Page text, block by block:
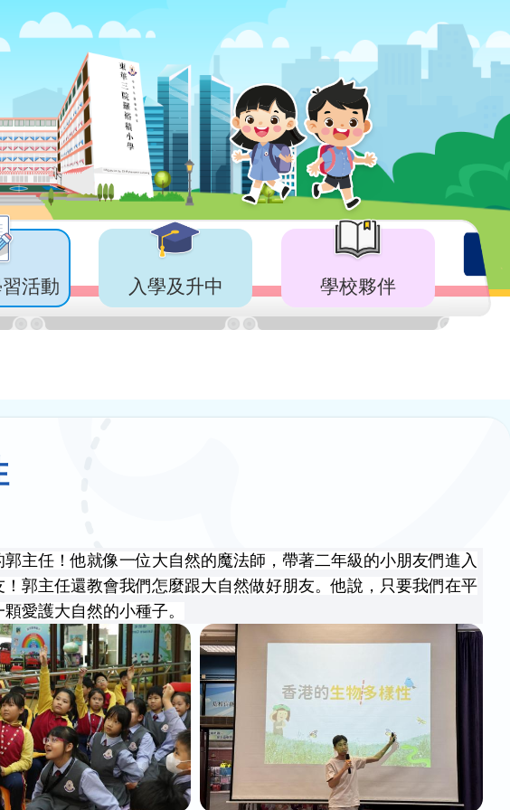
活動 入學及升中 學校夥伴
主任！他就像一位大自然的魔法師，帶著二年級的小朋友們進入
郭主任還教會我們怎麼跟大自然做好朋友。他說，只要我們在平
愛護大自然的小種子。